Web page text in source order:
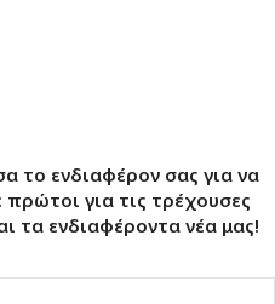
το ενδιαφέρον σας για να
πρώτοι για τις τρέχουσες
τα ενδιαφέροντα νέα μας!